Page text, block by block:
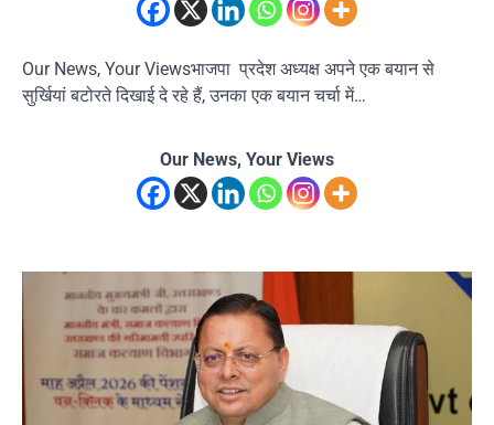
Our News, Your Viewsभाजपा प्रदेश अध्यक्ष अपने एक बयान से
सुर्खियां बटोरते दिखाई दे रहे हैं, उनका एक बयान चर्चा में…
Our News, Your Views